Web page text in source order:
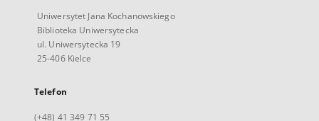
Uniwersytet Jana Kochanowskiego
Biblioteka Uniwersytecka
ul. Uniwersytecka 19
25-406 Kielce
Telefon
(+48) 41 349 71 55